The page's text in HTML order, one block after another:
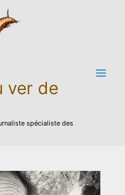
ver de
spécialiste des